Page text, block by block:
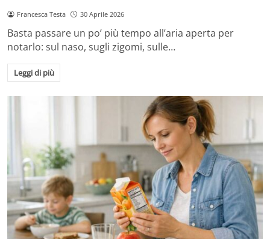
Francesca Testa 30 Aprile 2026
Basta passare un po’ più tempo all’aria aperta per
notarlo: sul naso, sugli zigomi, sulle…
Leggi di più